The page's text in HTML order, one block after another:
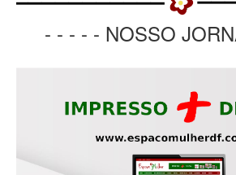
- - - - - NOSSO